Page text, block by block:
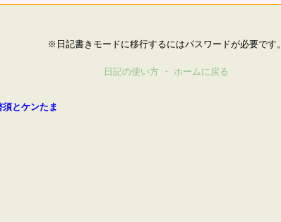
※日記書きモードに移行するにはパスワードが必要です。
日記の使い方 ・ ホームに戻る
須とケンたま